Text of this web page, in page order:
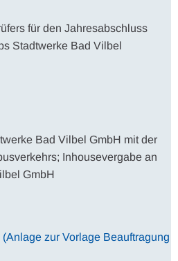
für den Jahresabschluss
Stadtwerke Bad Vilbel
Bad Vilbel GmbH mit der
Inhousevergabe an
GmbH
zur Vorlage Beauftragung